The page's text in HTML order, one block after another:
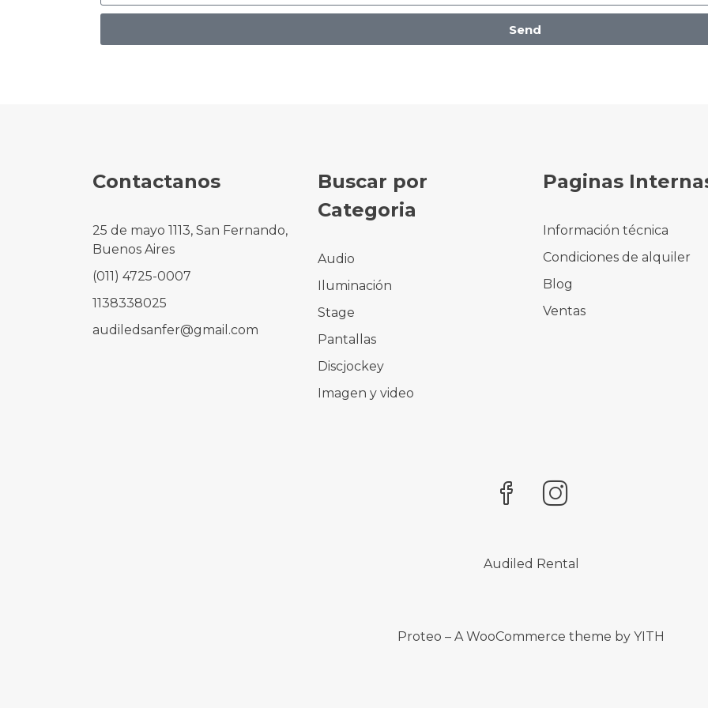
Send
Contactanos
25 de mayo 1113, San Fernando,
Buenos Aires
(011) 4725-0007
1138338025
audiledsanfer@gmail.com
Buscar por
Categoria
Audio
Iluminación
Stage
Pantallas
Discjockey
Imagen y video
Paginas
Información técnica
Condiciones de alquiler
Blog
Ventas
Audiled Rental
Proteo – A WooCommerce theme by YITH